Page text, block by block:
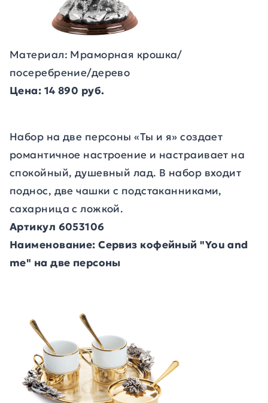
Материал: Мраморная крошка/
посеребрение/дерево
Цена: 14 890 руб.
Набор на две персоны «Ты и я» создает
романтичное настроение и настраивает на
спокойный, душевный лад. В набор входит
поднос, две чашки с подстаканниками,
сахарница с ложкой.
Артикул 6053106
Наименование: Сервиз кофейный "You and
me" на две персоны